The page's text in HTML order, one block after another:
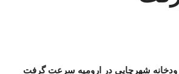
شهرچایی در ارومیه سرعت گرفت